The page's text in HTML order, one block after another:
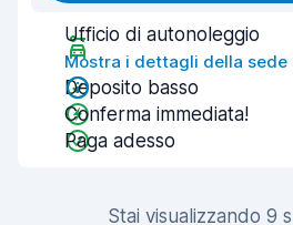
Ufficio di autonoleggio
Mostra i dettagli della sede
Deposito basso
Conferma immediata!
Paga adesso
Stai visualizzando 9